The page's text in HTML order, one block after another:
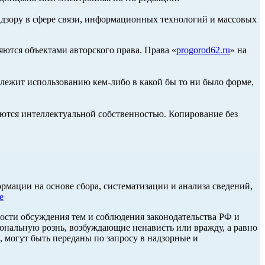
в сфере связи, информационных технологий и массовых
объектами авторского права. Права «progorod62.ru» на
использованию кем-либо в какой бы то ни было форме,
интеллектуальной собственностью. Копирование без
на основе сбора, систематизации и анализа сведений,
обсуждения тем и соблюдения законодательства РФ и
рознь, возбуждающие ненависть или вражду, а равно
быть переданы по запросу в надзорные и